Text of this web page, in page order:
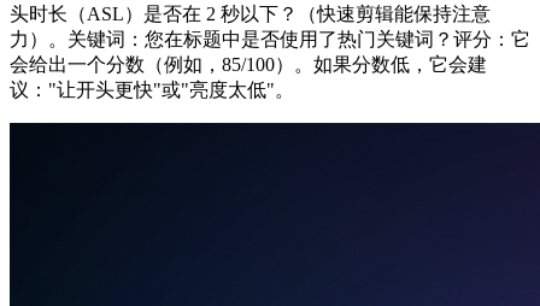
头时长（ASL）是否在 2 秒以下？（快速剪辑能保持注意
力）。关键词：您在标题中是否使用了热门关键词？评分：它
会给出一个分数（例如，85/100）。如果分数低，它会建
议："让开头更快"或"亮度太低"。